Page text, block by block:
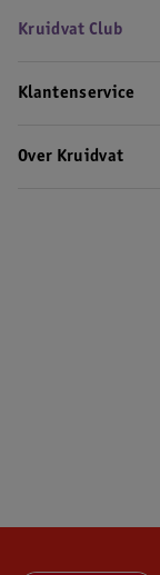
Kruidvat Club
Klantenservice
Over Kruidvat